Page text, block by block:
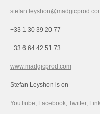
+33 1 30 39 20 77
+33 6 64 42 51 73
www.madgicprod.com
Stefan Leyshon is on
YouTube, Facebook, Twitter,